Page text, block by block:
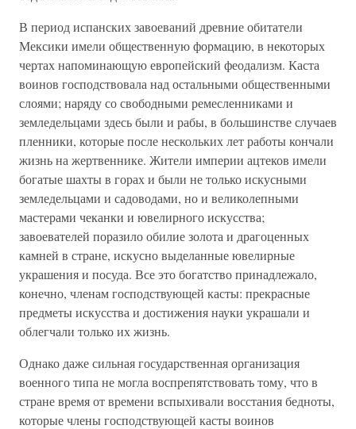
В период испанских завоеваний древние обитатели
Мексики имели общественную формацию, в некоторых
чертах напоминающую европейский феодализм. Каста
воинов господствовала над остальными общественными
слоями; наряду со свободными ремесленниками и
земледельцами здесь были и рабы, в большинстве случаев
пленники, которые после нескольких лет работы кончали
жизнь на жертвеннике. Жители империи ацтеков имели
богатые шахты в горах и были не только искусными
земледельцами и садоводами, но и великолепными
мастерами чеканки и ювелирного искусства;
завоевателей поразило обилие золота и драгоценных
камней в стране, искусно выделанные ювелирные
украшения и посуда. Все это богатство принадлежало,
конечно, членам господствующей касты: прекрасные
предметы искусства и достижения науки украшали и
облегчали только их жизнь.
Однако даже сильная государственная организация
военного типа не могла воспрепятствовать тому, что в
стране время от времени вспыхивали восстания бедноты,
которые члены господствующей касты воинов